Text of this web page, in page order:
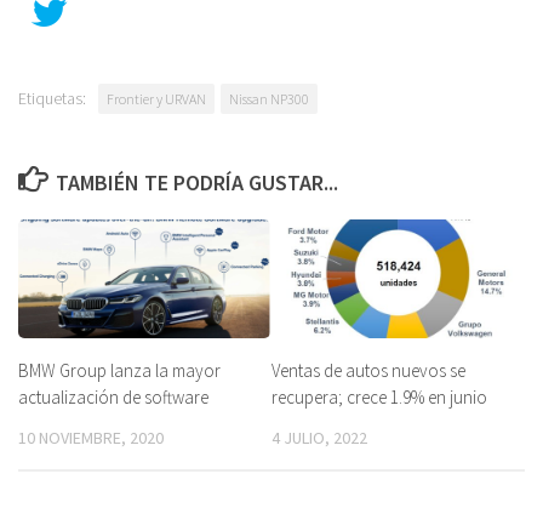
Etiquetas: Frontier y URVAN Nissan NP300
TAMBIÉN TE PODRÍA GUSTAR...
BMW Group lanza la mayor
actualización de software
10 NOVIEMBRE, 2020
Ventas de autos nuevos se
recupera; crece 1.9% en junio
4 JULIO, 2022